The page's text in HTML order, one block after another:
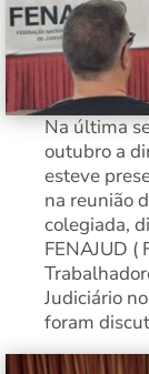
Na última
outubro a
esteve
na reunião
colegiada,
FENAJUD (
Judiciário
foram